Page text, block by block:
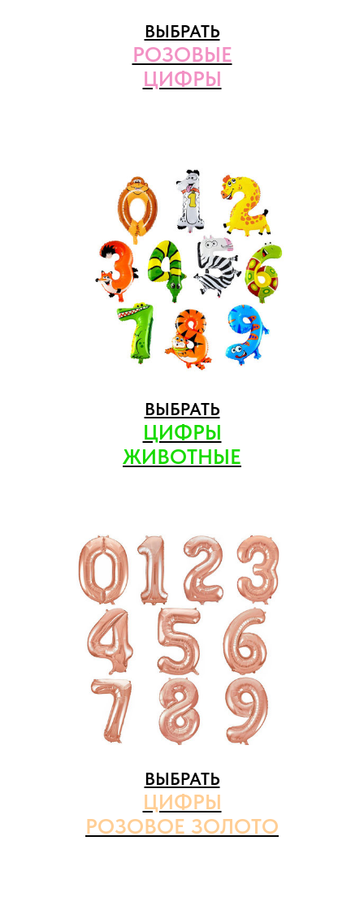
ВЫБРАТЬ
РОЗОВЫЕ
ЦИФРЫ
ВЫБРАТЬ
ЦИФРЫ
ЖИВОТНЫЕ
ВЫБРАТЬ
ЦИФРЫ
РОЗОВОЕ ЗОЛОТО